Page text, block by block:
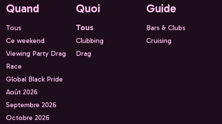
Quand
Tous
Ce weekend
Viewing Party Drag
Race
Global Black Pride
Août 2026
Septembre 2026
Octobre 2026
Quoi
Tous
Clubbing
Drag
Guide
Bars & Clubs
Cruising